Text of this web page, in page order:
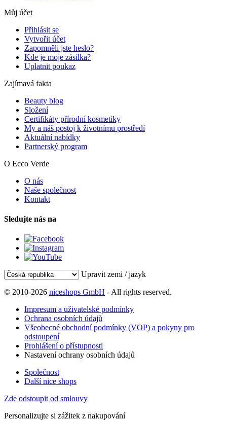
Můj účet
Přihlásit se
Vytvořit účet
Zapomněli jste heslo?
Kde je moje zásilka?
Uplatnit poukaz
Zajímavá fakta
Beauty blog
Složení
Certifikáty přírodní kosmetiky
My a náš postoj k životnímu prostředí
Aktuální nabídky
Partnerský program
O Ecco Verde
O nás
Naše společnost
Kontakt
Sledujte nás na
Upravit zemi / jazyk
© 2010-2026 niceshops GmbH - All rights reserved.
Impresum a uživatelské podmínky
Ochrana osobních údajů
Všeobecné obchodní podmínky (VOP) a pokyny pro
odstoupení
Prohlášení o přístupnosti
Nastavení ochrany osobních údajů
Společnost
Další nice shops
Zde odstoupit od smlouvy
Personalizujte si zážitek z nakupování